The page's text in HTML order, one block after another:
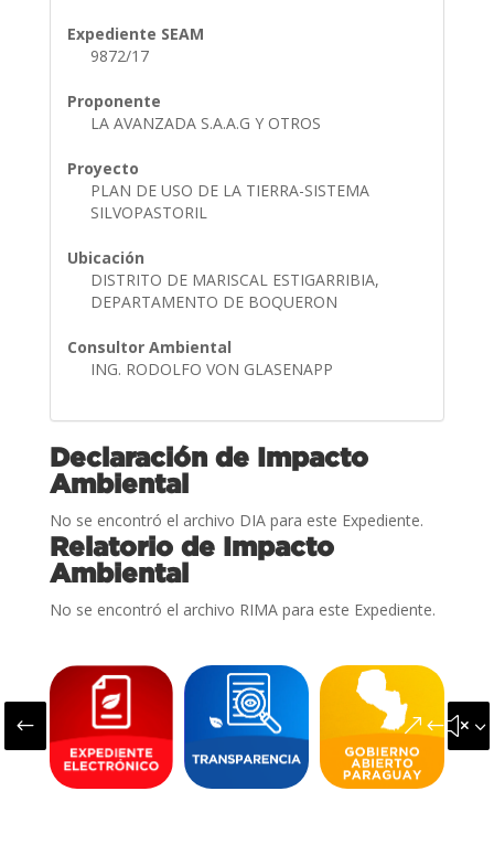
Expediente SEAM
9872/17
Proponente
LA AVANZADA S.A.A.G Y OTROS
Proyecto
PLAN DE USO DE LA TIERRA-SISTEMA
SILVOPASTORIL
Ubicación
DISTRITO DE MARISCAL ESTIGARRIBIA,
DEPARTAMENTO DE BOQUERON
Consultor Ambiental
ING. RODOLFO VON GLASENAPP
Declaración de Impacto
Ambiental
No se encontró el archivo DIA para este Expediente.
Relatorio de Impacto
Ambiental
No se encontró el archivo RIMA para este Expediente.
#